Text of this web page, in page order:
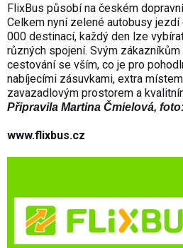
FlixBus působí na českém
Celkem nyní zelené autobusy
000 destinací, každý den lze
různých spojení. Svým
cestování se vším, co je pro
nabíjecími zásuvkami, extra
zavazadlovým prostorem a
Připravila Martina Čmielová,
www.flixbus.cz